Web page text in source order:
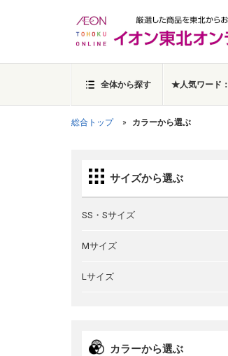
全体から探す ★人気ワード：
総合トップ カラーから選ぶ
サイズから選ぶ
SS・Sサイズ
Mサイズ
Lサイズ
カラーから選ぶ